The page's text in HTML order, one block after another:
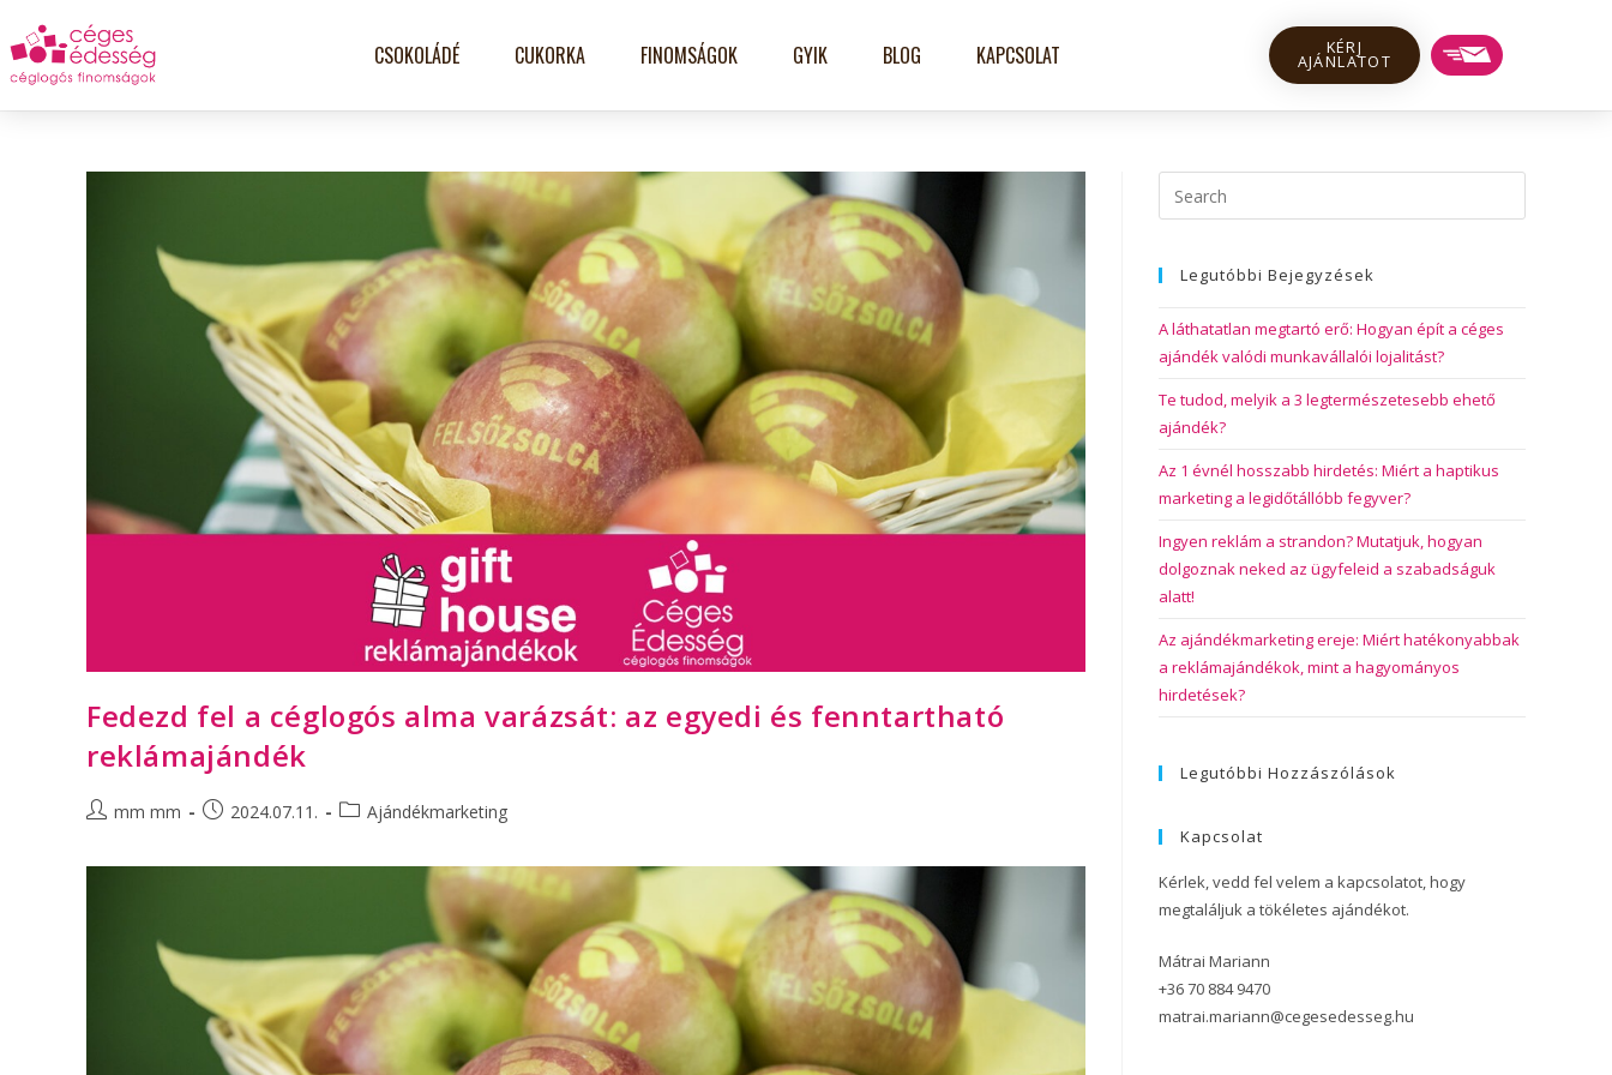
CSOKOLÁDÉ CUKORKA FINOMSÁGOK GYIK BLOG KAPCSOLAT KÉRJ
AJÁNLATOT
Fedezd fel a céglogós alma varázsát: az egyedi és fenntartható
reklámajándék
mm mm 2024.07.11. Ajándékmarketing
Legutóbbi Bejegyzések
A láthatatlan megtartó erő: Hogyan épít a céges
ajándék valódi munkavállalói lojalitást?
Te tudod, melyik a 3 legtermészetesebb ehető
ajándék?
Az 1 évnél hosszabb hirdetés: Miért a haptikus
marketing a legidőtállóbb fegyver?
Ingyen reklám a strandon? Mutatjuk, hogyan
dolgoznak neked az ügyfeleid a szabadságuk
alatt!
Az ajándékmarketing ereje: Miért hatékonyabbak
a reklámajándékok, mint a hagyományos
hirdetések?
Legutóbbi Hozzászólások
Kapcsolat
Kérlek, vedd fel velem a kapcsolatot, hogy
megtaláljuk a tökéletes ajándékot.
Mátrai Mariann
+36 70 884 9470
matrai.mariann@cegesedesseg.hu